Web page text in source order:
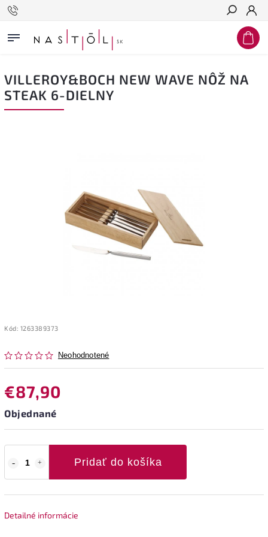
Hľadať
VILLEROY&BOCH NEW WAVE NÔŽ NA
STEAK 6-DIELNY
Kód: 1263389373
Neohodnotené
€87,90
Objednané
Pridať do košíka
Detailné informácie